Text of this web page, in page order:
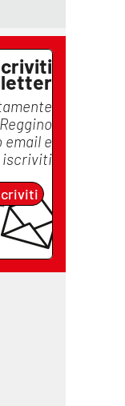
email e
iscriviti